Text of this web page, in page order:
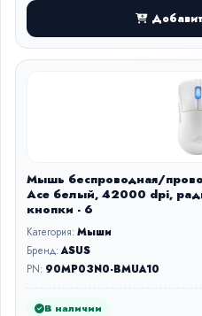
Мышь беспроводная/
Ace белый, 42000 dpi,
кнопки - 6
Категория:Мыши
Бренд:ASUS
PN: 90MP03N0-BMUA10
В наличии